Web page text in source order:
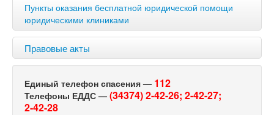
Пункты оказания бесплатной юридической помощи
юридическими клиниками
Правовые акты
Единый телефон спасения — 112
Телефоны ЕДДС — (34374) 2-42-26; 2-42-27;
2-42-28